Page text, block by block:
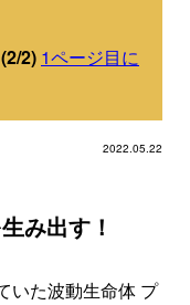
(2/2) 1ページ目に
2022.05.22
み出す！
いた波動生命体 プ